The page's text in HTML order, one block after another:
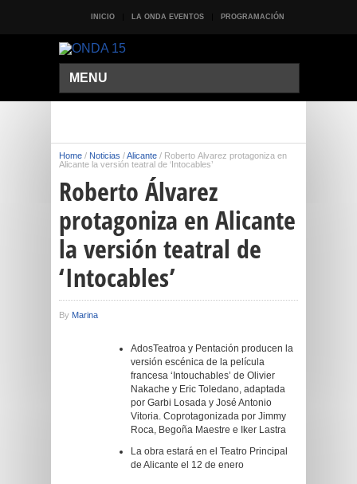
INICIO LA ONDA EVENTOS PROGRAMACIÓN
MENU
Home / Noticias /Alicante / Roberto Álvarez protagoniza en
Alicante la versión teatral de ‘Intocables’
Roberto Álvarez
protagoniza en Alicante
la versión teatral de
‘Intocables’
By Marina
AdosTeatroa y Pentación producen la
versión escénica de la película
francesa ‘Intouchables’ de Olivier
Nakache y Eric Toledano, adaptada
por Garbi Losada y José Antonio
Vitoria. Coprotagonizada por Jimmy
Roca, Begoña Maestre e Iker Lastra
La obra estará en el Teatro Principal
de Alicante el 12 de enero